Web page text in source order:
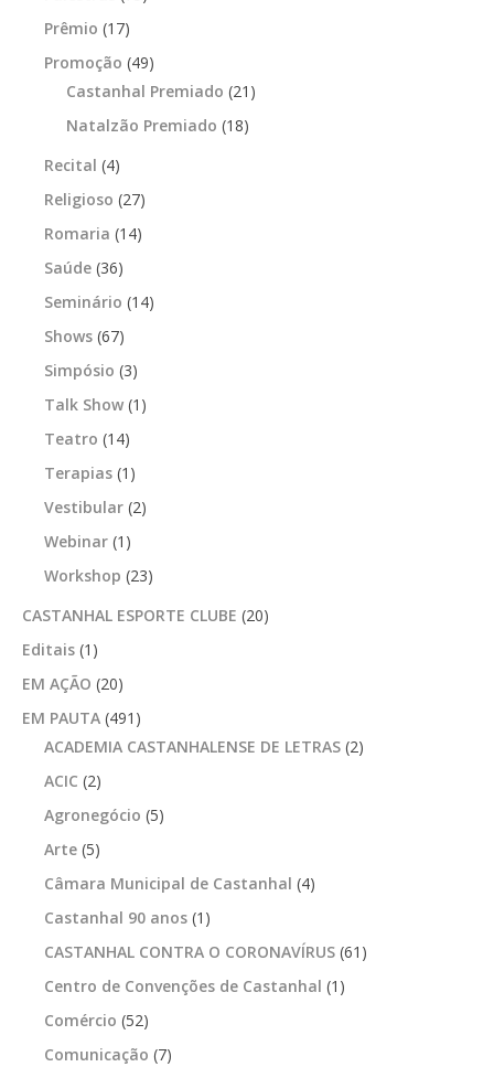
Prêmio (17)
Promoção (49)
Castanhal Premiado (21)
Natalzão Premiado (18)
Recital (4)
Religioso (27)
Romaria (14)
Saúde(36)
Seminário (14)
Shows(67)
Simpósio (3)
Talk Show(1)
Teatro (14)
Terapias(1)
Vestibular(2)
Webinar(1)
Workshop (23)
CASTANHAL ESPORTE CLUBE (20)
Editais(1)
EM AÇÃO (20)
EM PAUTA(491)
ACADEMIA CASTANHALENSE DE LETRAS(2)
ACIC (2)
Agronegócio (5)
Arte(5)
Câmara Municipal de Castanhal (4)
Castanhal 90 anos(1)
CASTANHAL CONTRA O CORONAVÍRUS(61)
Centro de Convenções de Castanhal (1)
Comércio (52)
Comunicação (7)